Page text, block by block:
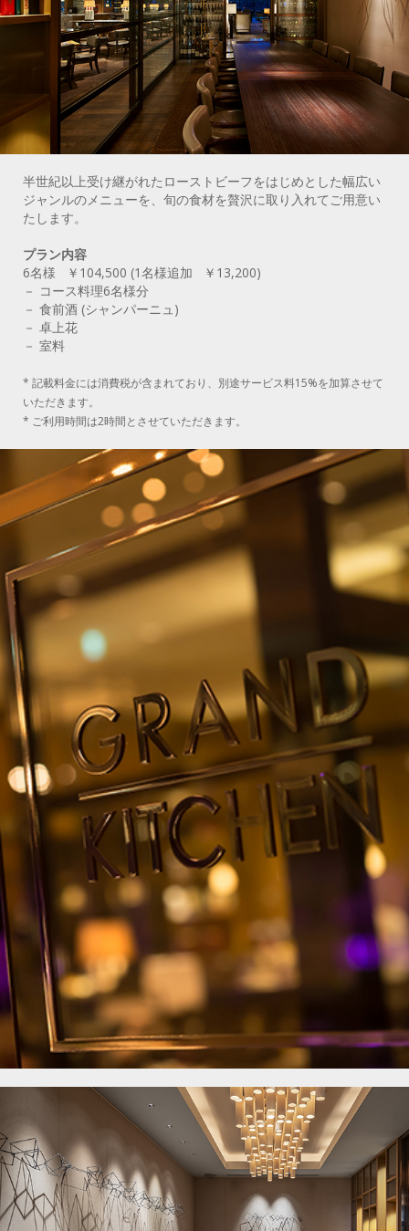
半世紀以上受け継がれたローストビーフをはじめとした幅広い
ジャンルのメニューを、旬の食材を贅沢に取り入れてご用意い
たします。
プラン内容
6名様 ￥104,500 (1名様追加 ￥13,200)
－ コース料理6名様分
－ 食前酒 (シャンパーニュ)
－ 卓上花
－ 室料
* 記載料金には消費税が含まれており、別途サービス料15%を加算させて
いただきます。
* ご利用時間は2時間とさせていただきます。